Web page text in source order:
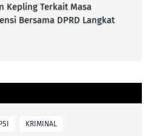
Kepling Terkait Masa
Bersama DPRD Langkat
KRIMINAL